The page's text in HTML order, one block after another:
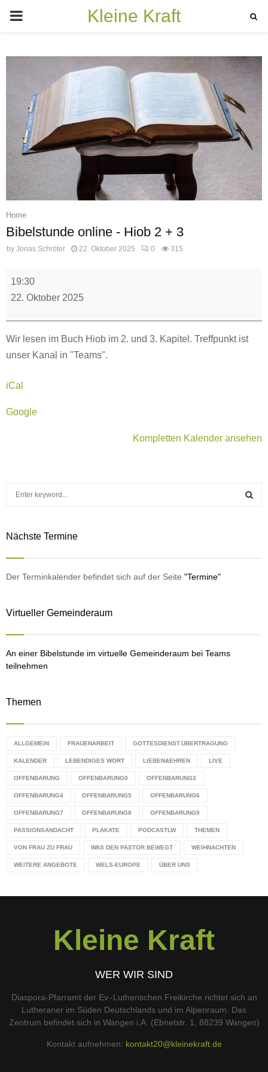
PRIMARY
Kleine Kraft
Home
Bibelstunde online - Hiob 2 + 3
by Jonas Schröter 22. Oktober 2025 0 315
Bibelstunde
online
Hiob
2
+
19:30
22. Oktober 2025
Wir lesen im Buch Hiob im 2. und 3. Kapitel. Treffpunkt ist
unser Kanal in "Teams".
iCal
Google
Kompletten Kalender ansehen
c
o
Nächste Termine
Der Terminkalender befindet sich auf der Seite "Termine"
Virtueller Gemeinderaum
An einer Bibelstunde im virtuelle Gemeinderaum bei Teams
teilnehmen
Themen
ALLGEMEIN FRAUENARBEIT GOTTESDIENST.ÜBERTRAGUNG
KALENDER LEBENDIGES WORT LIEBEN&EHREN LIVE
OFFENBARUNG OFFENBARUNG0 OFFENBARUNG3
OFFENBARUNG4 OFFENBARUNG5 OFFENBARUNG6
OFFENBARUNG7 OFFENBARUNG8 OFFENBARUNG9
PASSIONSANDACHT PLAKATE PODCASTLW THEMEN
VON FRAU ZU FRAU WAS DEN PASTOR BEWEGT WEIHNACHTEN
WEITERE ANGEBOTE WELS-EUROPE ÜBER UNS
Kleine Kraft
WER WIR SIND
Diaspora-Pfarramt der Ev.-Lutherischen Freikirche richtet sich an
Lutheraner im Süden Deutschlands und im Alpenraum. Das
Zentrum befindet sich in Wangen i.A. (Ebnetstr. 1, 88239 Wangen)
Kontakt aufnehmen: kontakt20@kleinekraft.de